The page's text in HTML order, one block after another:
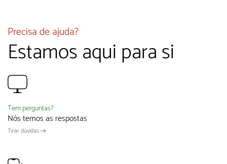
Precisa de ajuda?
Estamos aqui para si
Tem perguntas?
Nós temos as respostas
Tirar dúvidas